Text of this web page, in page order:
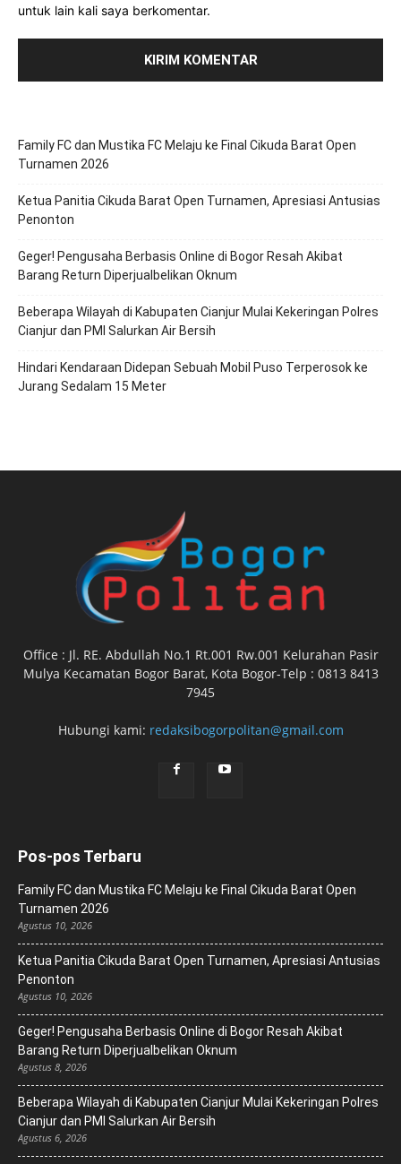
untuk lain kali saya berkomentar.
Family FC dan Mustika FC Melaju ke Final Cikuda Barat Open
Turnamen 2026
Ketua Panitia Cikuda Barat Open Turnamen, Apresiasi Antusias
Penonton
Geger! Pengusaha Berbasis Online di Bogor Resah Akibat
Barang Return Diperjualbelikan Oknum
Beberapa Wilayah di Kabupaten Cianjur Mulai Kekeringan Polres
Cianjur dan PMI Salurkan Air Bersih
Hindari Kendaraan Didepan Sebuah Mobil Puso Terperosok ke
Jurang Sedalam 15 Meter
Office : Jl. RE. Abdullah No.1 Rt.001 Rw.001 Kelurahan Pasir
Mulya Kecamatan Bogor Barat, Kota Bogor-Telp : 0813 8413
7945
Hubungi kami: redaksibogorpolitan@gmail.com
Pos-pos Terbaru
Family FC dan Mustika FC Melaju ke Final Cikuda Barat Open
Turnamen 2026
Agustus 10, 2026
Ketua Panitia Cikuda Barat Open Turnamen, Apresiasi Antusias
Penonton
Agustus 10, 2026
Geger! Pengusaha Berbasis Online di Bogor Resah Akibat
Barang Return Diperjualbelikan Oknum
Agustus 8, 2026
Beberapa Wilayah di Kabupaten Cianjur Mulai Kekeringan Polres
Cianjur dan PMI Salurkan Air Bersih
Agustus 6, 2026